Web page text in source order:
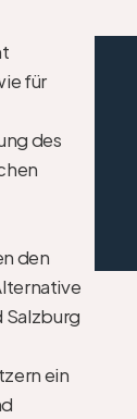
für
des
den
ein